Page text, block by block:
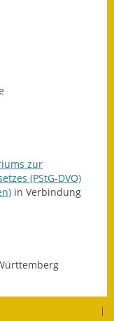
ich wo?
& Bauplätze
Wasser/Abwasser
zur
(PStG-DVO)
in Verbindung
|